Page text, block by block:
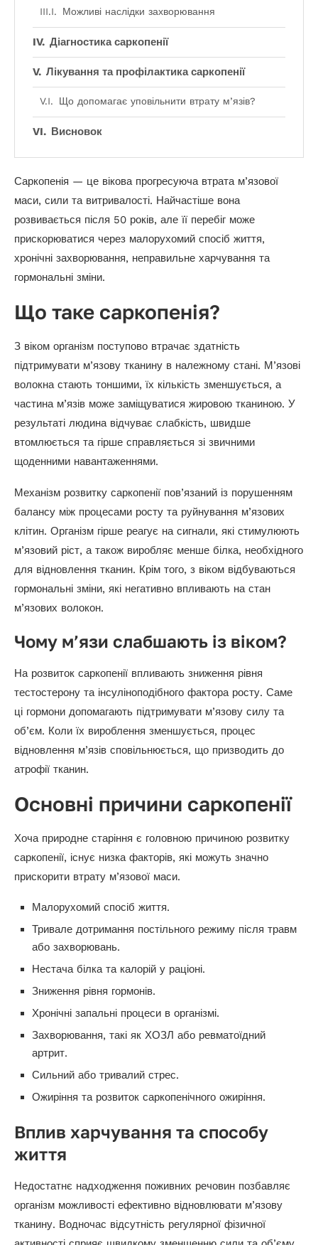
Можливі наслідки захворювання
Діагностика саркопенії
Лікування та профілактика саркопенії
Що допомагає уповільнити втрату м’язів?
Висновок
Саркопенія — це вікова прогресуюча втрата м’язової
маси, сили та витривалості. Найчастіше вона
розвивається після 50 років, але її перебіг може
прискорюватися через малорухомий спосіб життя,
хронічні захворювання, неправильне харчування та
гормональні зміни.
Що таке саркопенія?
З віком організм поступово втрачає здатність
підтримувати м’язову тканину в належному стані. М’язові
волокна стають тоншими, їх кількість зменшується, а
частина м’язів може заміщуватися жировою тканиною. У
результаті людина відчуває слабкість, швидше
втомлюється та гірше справляється зі звичними
щоденними навантаженнями.
Механізм розвитку саркопенії пов’язаний із порушенням
балансу між процесами росту та руйнування м’язових
клітин. Організм гірше реагує на сигнали, які стимулюють
м’язовий ріст, а також виробляє менше білка, необхідного
для відновлення тканин. Крім того, з віком відбуваються
гормональні зміни, які негативно впливають на стан
м’язових волокон.
Чому м’язи слабшають із віком?
На розвиток саркопенії впливають зниження рівня
тестостерону та інсуліноподібного фактора росту. Саме
ці гормони допомагають підтримувати м’язову силу та
об’єм. Коли їх вироблення зменшується, процес
відновлення м’язів сповільнюється, що призводить до
атрофії тканин.
Основні причини саркопенії
Хоча природне старіння є головною причиною розвитку
саркопенії, існує низка факторів, які можуть значно
прискорити втрату м’язової маси.
Малорухомий спосіб життя.
Тривале дотримання постільного режиму після травм
або захворювань.
Нестача білка та калорій у раціоні.
Зниження рівня гормонів.
Хронічні запальні процеси в організмі.
Захворювання, такі як ХОЗЛ або ревматоїдний
артрит.
Сильний або тривалий стрес.
Ожиріння та розвиток саркопенічного ожиріння.
Вплив харчування та способу
життя
Недостатнє надходження поживних речовин позбавляє
організм можливості ефективно відновлювати м’язову
тканину. Водночас відсутність регулярної фізичної